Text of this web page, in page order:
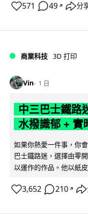
571 49 ↗ 分
商業科技 3D 打印
Vin 1 日
中三巴士鐵路
水撥識郁 + 實
如果你熱愛一件事，你
巴士鐵路迷，選擇由零
以運作的作品。他以紙
3,652 210 ↗